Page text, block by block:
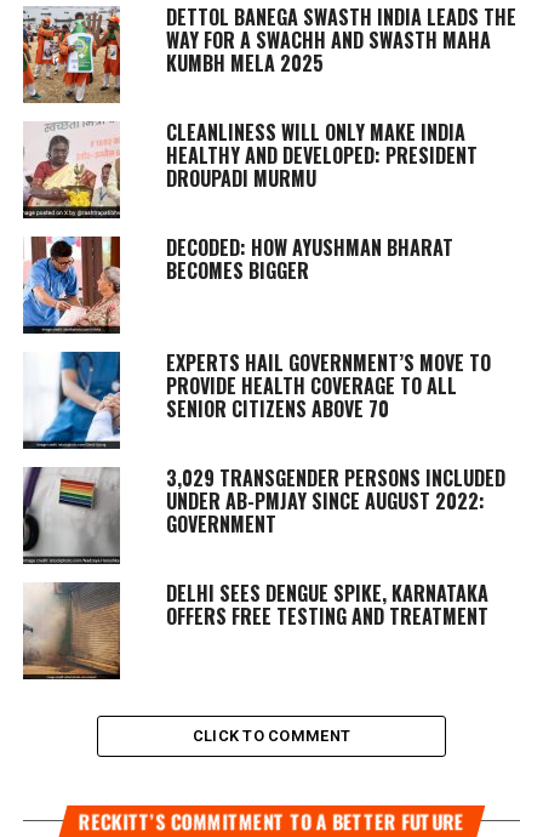
DETTOL BANEGA SWASTH INDIA LEADS THE
WAY FOR A SWACHH AND SWASTH MAHA
KUMBH MELA 2025
CLEANLINESS WILL ONLY MAKE INDIA
HEALTHY AND DEVELOPED: PRESIDENT
DROUPADI MURMU
DECODED: HOW AYUSHMAN BHARAT
BECOMES BIGGER
EXPERTS HAIL GOVERNMENT’S MOVE TO
PROVIDE HEALTH COVERAGE TO ALL
SENIOR CITIZENS ABOVE 70
3,029 TRANSGENDER PERSONS INCLUDED
UNDER AB-PMJAY SINCE AUGUST 2022:
GOVERNMENT
DELHI SEES DENGUE SPIKE, KARNATAKA
OFFERS FREE TESTING AND TREATMENT
CLICK TO COMMENT
RECKITT’S COMMITMENT TO A BETTER FUTURE